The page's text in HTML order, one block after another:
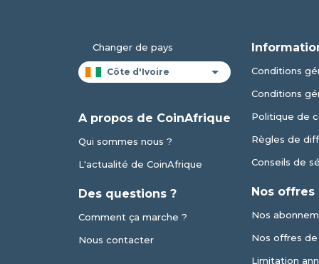
Changer de pays
A propos de CoinAfrique
Qui sommes nous ?
L'actualité de CoinAfrique
Des questions ?
Comment ça marche ?
Nous contacter
Conditions
Conditions
Politique de
Règles de
Conseils de
Nos offres
Nos
Nos offres
Limitation